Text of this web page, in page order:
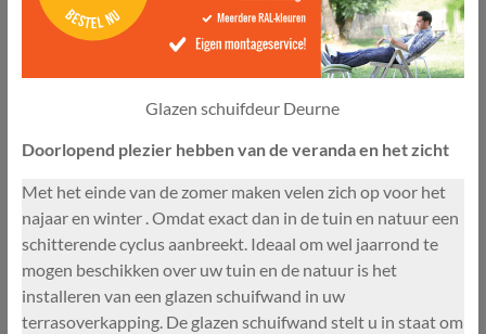
Glazen schuifdeur Deurne
Doorlopend plezier hebben van de veranda en het zicht
Met het einde van de zomer maken velen zich op voor het
najaar en winter . Omdat exact dan in de tuin en natuur een
schitterende cyclus aanbreekt. Ideaal om wel jaarrond te
mogen beschikken over uw tuin en de natuur is het
installeren van een glazen schuifwand in uw
terrasoverkapping. De glazen schuifwand stelt u in staat om